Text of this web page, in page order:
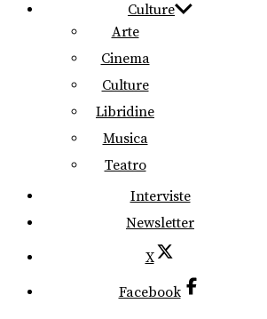
Culture
Arte
Cinema
Culture
Libridine
Musica
Teatro
Interviste
Newsletter
X
Facebook